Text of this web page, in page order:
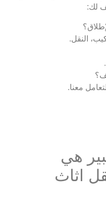
لك:
النقل.
معنا.
هي
اثاث